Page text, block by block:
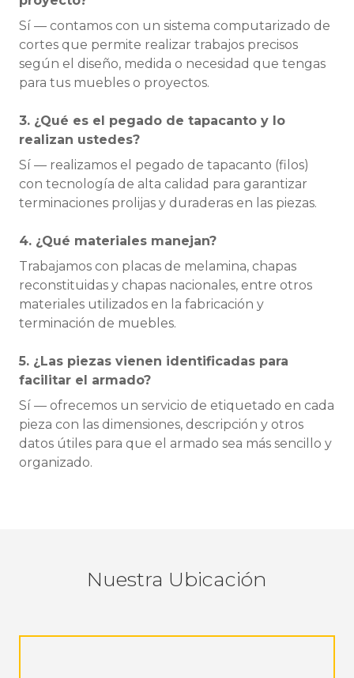
Sí — contamos con un sistema computarizado de
cortes que permite realizar trabajos precisos
según el diseño, medida o necesidad que tengas
para tus muebles o proyectos.
3. ¿Qué es el pegado de tapacanto y lo
realizan ustedes?
Sí — realizamos el pegado de tapacanto (filos)
con tecnología de alta calidad para garantizar
terminaciones prolijas y duraderas en las piezas.
4. ¿Qué materiales manejan?
Trabajamos con placas de melamina, chapas
reconstituidas y chapas nacionales, entre otros
materiales utilizados en la fabricación y
terminación de muebles.
5. ¿Las piezas vienen identificadas para
facilitar el armado?
Sí — ofrecemos un servicio de etiquetado en cada
pieza con las dimensiones, descripción y otros
datos útiles para que el armado sea más sencillo y
organizado.
Nuestra Ubicación